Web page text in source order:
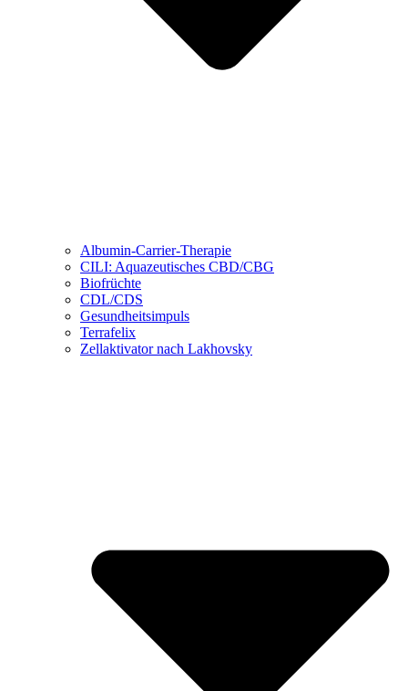
Albumin-Carrier-Therapie
CILI: Aquazeutisches CBD/CBG
Biofrüchte
CDL/CDS
Gesundheitsimpuls
Terrafelix
Zellaktivator nach Lakhovsky